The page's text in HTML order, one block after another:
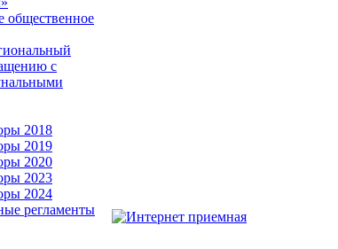
общественное
с
2018
2019
2020
2023
2024
регламенты